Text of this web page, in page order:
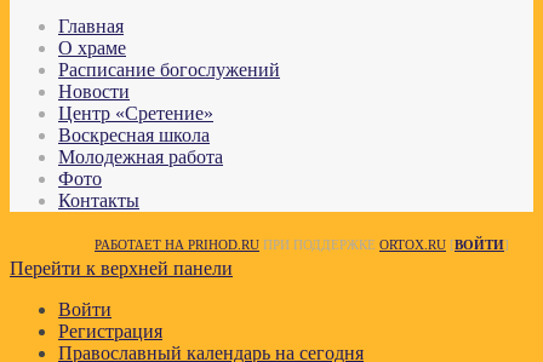
Главная
О храме
Расписание богослужений
Новости
Центр «Сретение»
Воскресная школа
Молодежная работа
Фото
Контакты
РАБОТАЕТ НА PRIHOD.RU ПРИ ПОДДЕРЖКЕ ORTOX.RU [ВОЙТИ]
Перейти к верхней панели
Войти
Регистрация
Православный календарь на сегодня